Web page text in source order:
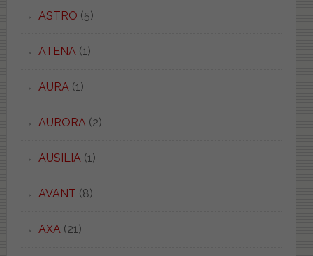
ASTRO (5)
ATENA(1)
AURA(1)
AURORA(2)
AUSILIA(1)
AVANT (8)
AXA(21)